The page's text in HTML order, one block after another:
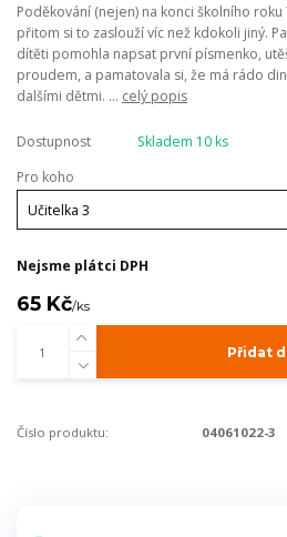
Poděkování (nejen) na konci školního
přitom si to zaslouží víc než kdokoli jiný.
dítěti pomohla napsat první písmenko,
proudem, a pamatovala si, že má rádo
dalšími dětmi. ... celý popis
Dostupnost
Skladem 10 ks
Pro koho
Nejsme plátci DPH
65 Kč/ks
Přidat
Číslo produktu: 04061022-3